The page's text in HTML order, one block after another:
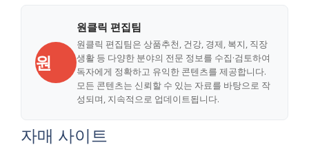
원
원클릭 편집팀
원클릭 편집팀은 상품추천, 건강, 경제, 복지, 직장
생활 등 다양한 분야의 전문 정보를 수집·검토하여
독자에게 정확하고 유익한 콘텐츠를 제공합니다.
모든 콘텐츠는 신뢰할 수 있는 자료를 바탕으로 작
성되며, 지속적으로 업데이트됩니다.
자매 사이트